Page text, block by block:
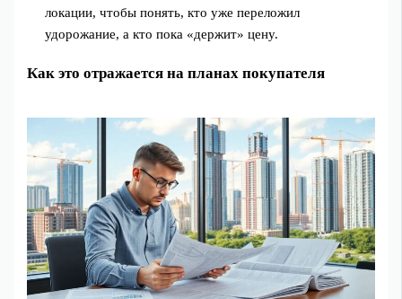
локации, чтобы понять, кто уже переложил
удорожание, а кто пока «держит» цену.
Как это отражается на планах покупателя